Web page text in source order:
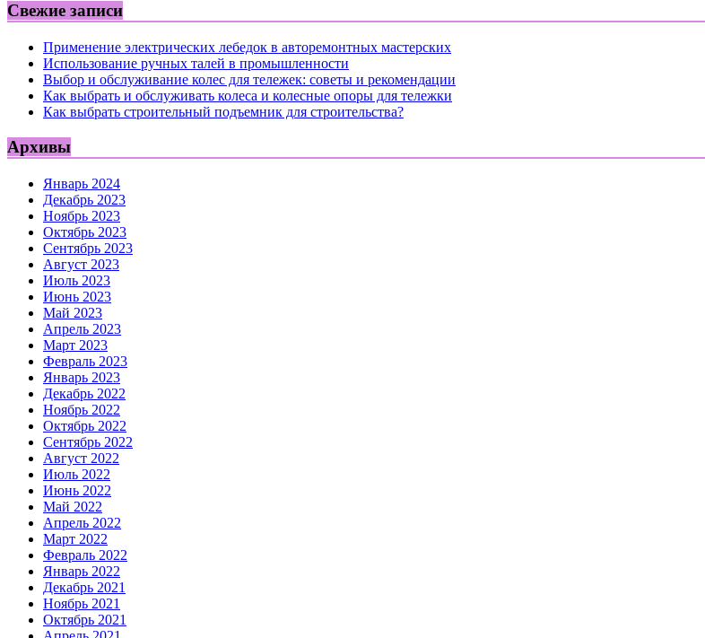
Свежие записи
Применение электрических лебедок в авторемонтных мастерских
Использование ручных талей в промышленности
Выбор и обслуживание колес для тележек: советы и рекомендации
Как выбрать и обслуживать колеса и колесные опоры для тележки
Как выбрать строительный подъемник для строительства?
Архивы
Январь 2024
Декабрь 2023
Ноябрь 2023
Октябрь 2023
Сентябрь 2023
Август 2023
Июль 2023
Июнь 2023
Май 2023
Апрель 2023
Март 2023
Февраль 2023
Январь 2023
Декабрь 2022
Ноябрь 2022
Октябрь 2022
Сентябрь 2022
Август 2022
Июль 2022
Июнь 2022
Май 2022
Апрель 2022
Март 2022
Февраль 2022
Январь 2022
Декабрь 2021
Ноябрь 2021
Октябрь 2021